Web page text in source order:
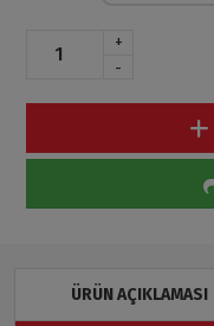
+
-
ÜRÜN AÇIKLAMASI